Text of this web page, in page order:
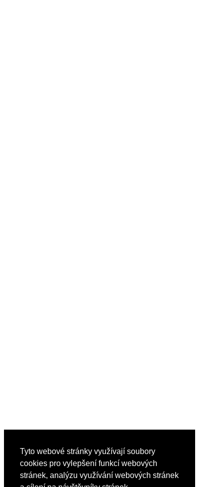
Tyto webové stránky využívají soubory
cookies pro vylepšení funkcí webových
stránek, analýzu využívání webových stránek